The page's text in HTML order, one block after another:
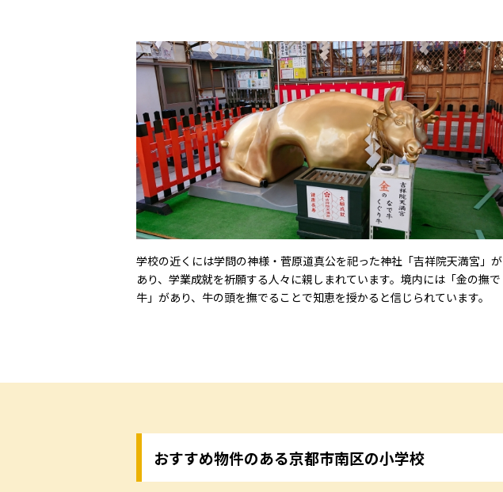
学校の近くには学問の神様・菅原道真公を祀った神社「吉祥院天満宮」が
あり、学業成就を祈願する人々に親しまれています。境内には「金の撫で
牛」があり、牛の頭を撫でることで知恵を授かると信じられています。
おすすめ物件のある京都市南区の小学校